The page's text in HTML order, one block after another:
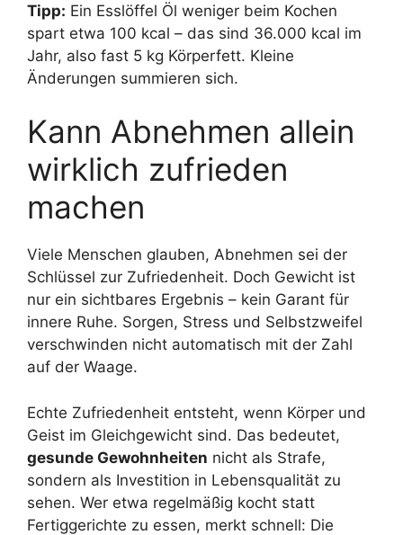
Tipp: Ein Esslöffel Öl weniger beim Kochen
spart etwa 100 kcal – das sind 36.000 kcal im
Jahr, also fast 5 kg Körperfett. Kleine
Änderungen summieren sich.
Kann Abnehmen allein
wirklich zufrieden
machen
Viele Menschen glauben, Abnehmen sei der
Schlüssel zur Zufriedenheit. Doch Gewicht ist
nur ein sichtbares Ergebnis – kein Garant für
innere Ruhe. Sorgen, Stress und Selbstzweifel
verschwinden nicht automatisch mit der Zahl
auf der Waage.
Echte Zufriedenheit entsteht, wenn Körper und
Geist im Gleichgewicht sind. Das bedeutet,
gesunde Gewohnheiten nicht als Strafe,
sondern als Investition in Lebensqualität zu
sehen. Wer etwa regelmäßig kocht statt
Fertiggerichte zu essen, merkt schnell: Die